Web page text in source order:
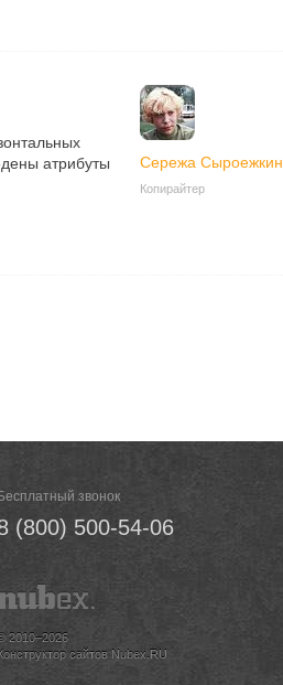
атрибуты
Сережа Сыроежкин
Копирайтер
Бесплатный звонок
(800) 500-54-06
2010–2026
сайтов Nubex.RU